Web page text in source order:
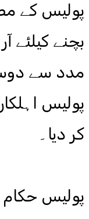
پولیس کے
بچنے کیلئے
مدد سے
پولیس
کر دیا۔
پولیس حکام